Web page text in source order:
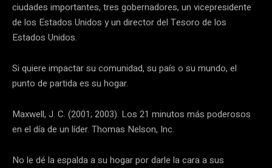
ciudades importantes, tres gobernadores, un vicepresidente
de los Estados Unidos y un director del Tesoro de los
Estados Unidos.
Si quiere impactar su comunidad, su país o su mundo, el
punto de partida es su hogar.
Maxwell, J. C. (2001; 2003). Los 21 minutos más poderosos
en el día de un líder. Thomas Nelson, Inc.
No le dé la espalda a su hogar por darle la cara a sus